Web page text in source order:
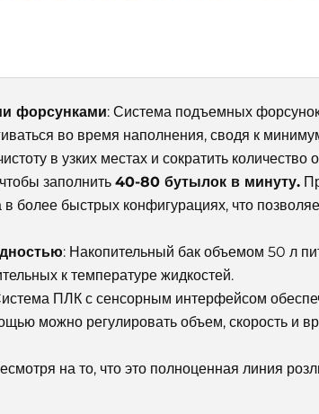
форсунками: Система подъемных
во время наполнения, сводя к
в узких местах и сократить количество
заполнить 40-80 бутылок в минуту.
более быстрых конфигурациях, что
: Накопительный бак объемом 50 л
к температуре жидкостей.
ПЛК с сенсорным интерфейсом
можно регулировать объем, скорость и
на то, что это полноценная линия